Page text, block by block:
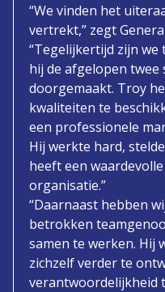
“We vinden het
vertrekt,” zegt
“Tegelijkertijd zijn
hij de afgelopen twee
doorgemaakt. Troy
kwaliteiten te
een professionele
Hij werkte hard,
heeft een
organisatie.”
“Daarnaast hebben
betrokken
samen te werken. Hij
zichzelf verder te
verantwoordelijkheid